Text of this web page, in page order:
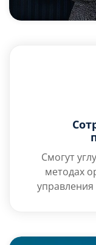
Смогут
методах